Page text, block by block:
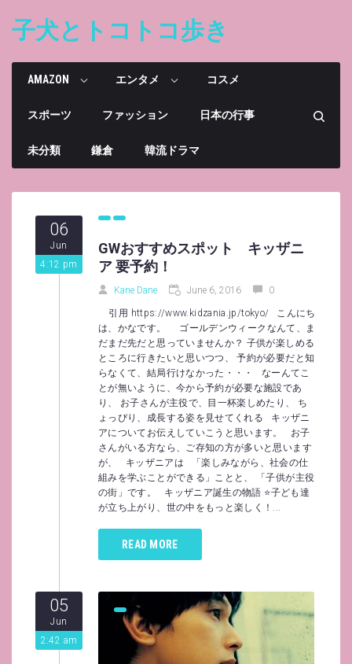
content子犬とトコトコ歩き
AMAZON エンタメ コスメ
スポーツ ファッション 日本の行事
未分類 鎌倉 韓流ドラマ
06
Jun
4:12 pm
GWおすすめスポット キッザニ
ア 要予約！
Kane Dane June 6, 2016 0
引用 https://www.kidzania.jp/tokyo/ こんにち
は、かなです。 ゴールデンウィークなんて、ま
だまだ先だと思っていませんか？ 子供が楽しめる
ところに行きたいと思いつつ、 予約が必要だと知
らなくて、結局行けなかった・・・ なーんてこ
とが無いように、今から予約が必要な施設であ
り、 お子さんが主役で、目一杯楽しめたり、 ち
ょっぴり、成長する姿を見せてくれる キッザニ
アについてお伝えしていこうと思います。 お子
さんがいる方なら、ご存知の方が多いと思います
が、 キッザニアは 「楽しみながら、社会の仕
組みを学ぶことができる」ことと、 「子供が主役
の街」です。 キッザニア誕生の物語 ⭐️子ども達
が立ち上がり、世の中をもっと楽しく！...
READ MORE
05
Jun
2:42 am